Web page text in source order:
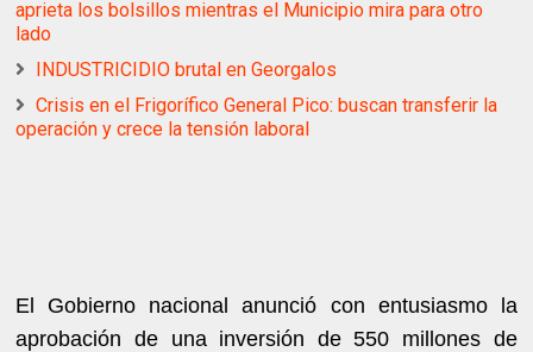
aprieta los bolsillos mientras el Municipio mira para otro
lado
INDUSTRICIDIO brutal en Georgalos
Crisis en el Frigorífico General Pico: buscan transferir la
operación y crece la tensión laboral
El Gobierno nacional anunció con entusiasmo la
aprobación de una inversión de 550 millones de